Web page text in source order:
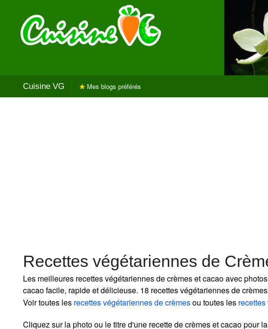
Cuisine VG Mes blogs préférés
Recettes végétariennes de
Les meilleures recettes végétariennes de crèmes et cacao avec
cacao facile, rapide et délicieuse. 18 recettes végétariennes de
Voir toutes les recettes végétariennes de crèmesou toutes les
Cliquez sur la photo ou le titre d'une recette de crèmes et cacao pour